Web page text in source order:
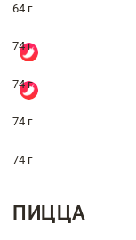
64 г
74 г
74 г
74 г
74 г
ПИЦЦА